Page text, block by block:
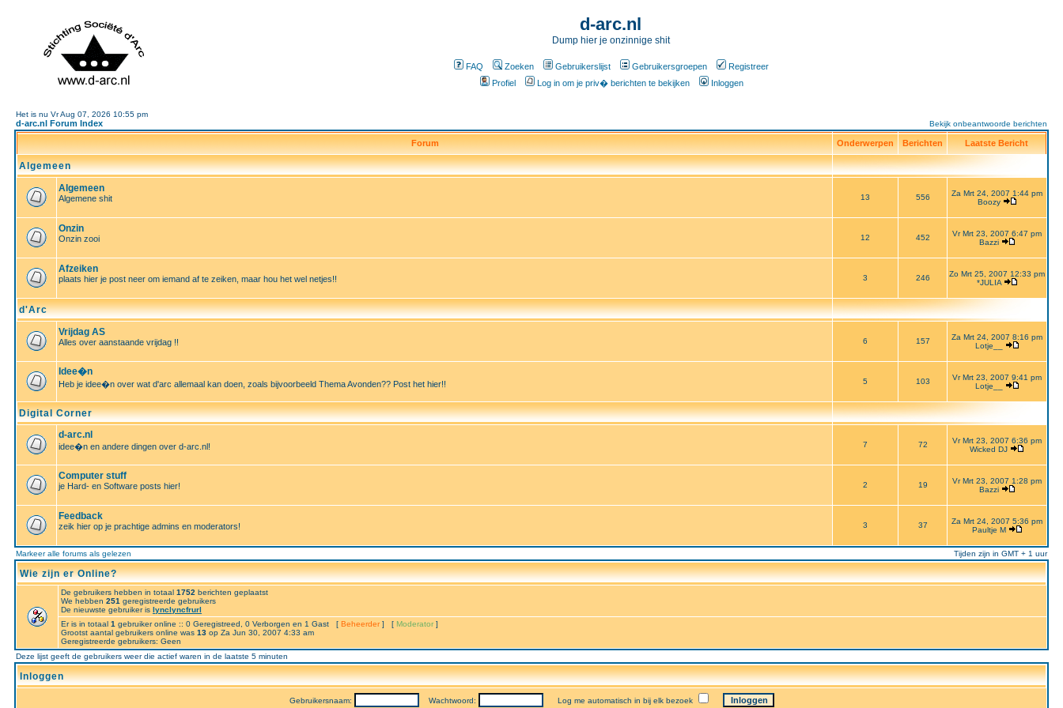
d-arc.nl
Dump hier je onzinnige shit
FAQ Zoeken Gebruikerslijst Gebruikersgroepen
Registreer
Profiel
Log in om je priv� berichten te bekijken Inloggen
Het is nu Vr Aug 07, 2026 10:55 pm
d-arc.nl Forum Index Bekijk onbeantwoorde berichten
Forum Onderwerpen Berichten Laatste Bericht
Algemeen
Algemeen
Algemene shit 13 556
Za Mrt 24, 2007 1:44 pm
Boozy
Onzin
Onzin zooi 12 452
Vr Mrt 23, 2007 6:47 pm
Bazzi
Afzeiken
plaats hier je post neer om iemand af te zeiken, maar hou het wel netjes!! 3 246
Zo Mrt 25, 2007 12:33 pm
*JULIA
d'Arc
Vrijdag AS
Alles over aanstaande vrijdag !! 6 157
Za Mrt 24, 2007 8:16 pm
Lotje__
Idee�n
Heb je idee�n over wat d'arc allemaal kan doen, zoals bijvoorbeeld Thema Avonden?? Post het hier!! 5 103
Vr Mrt 23, 2007 9:41 pm
Lotje__
Digital Corner
d-arc.nl
idee�n en andere dingen over d-arc.nl! 7 72
Vr Mrt 23, 2007 6:36 pm
Wicked DJ
Computer stuff
je Hard- en Software posts hier! 2 19
Vr Mrt 23, 2007 1:28 pm
Bazzi
Feedback
zeik hier op je prachtige admins en moderators! 3 37
Za Mrt 24, 2007 5:36 pm
Paultje M
Markeer alle forums als gelezen Tijden zijn in GMT + 1 uur
Wie zijn er Online?
De gebruikers hebben in totaal 1752 berichten geplaatst
We hebben 251 geregistreerde gebruikers
De nieuwste gebruiker is lynclyncfrurl
Er is in totaal 1 gebruiker online :: 0 Geregistreed, 0 Verborgen en 1 Gast [ Beheerder ] [ Moderator ]
Grootst aantal gebruikers online was 13 op Za Jun 30, 2007 4:33 am
Geregistreerde gebruikers: Geen
Deze lijst geeft de gebruikers weer die actief waren in de laatste 5 minuten
Inloggen
Gebruikersnaam: Wachtwoord: Log me automatisch in bij elk bezoek